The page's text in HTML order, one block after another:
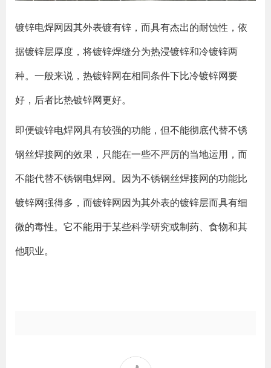
镀锌电焊网因其外表镀有锌，而具有杰出的耐蚀性，依
据镀锌层厚度，将镀锌焊缝分为热浸镀锌和冷镀锌两
种。一般来说，热镀锌网在相同条件下比冷镀锌网要
好，后者比热镀锌网更好。
即便镀锌电焊网具有较强的功能，但不能彻底代替不锈
钢丝焊接网的效果，只能在一些不严厉的当地运用，而
不能代替不锈钢电焊网。因为不锈钢丝焊接网的功能比
镀锌网强得多，而镀锌网因为其外表的镀锌层而具有细
微的毒性。它不能用于某些科学研究或制药、食物和其
他职业。